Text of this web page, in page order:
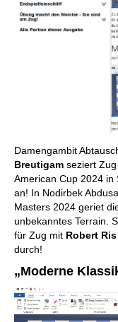
Damengambit
Breutigam seziert
American Cup 2024 in
an! In Nodirbek
Masters 2024 geriet
unbekanntes Terrain.
für Zug mit Robert Ris
durch!
„Moderne